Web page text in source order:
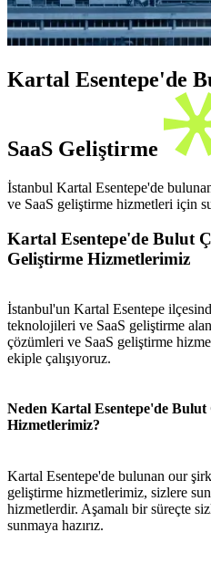
Kartal Esentepe'de
SaaS Geliştirme
İstanbul Kartal Esentepe'de
ve SaaS geliştirme hizmetleri için
Kartal Esentepe'de Bulut
Geliştirme Hizmetlerimiz
İstanbul'un Kartal Esentepe
teknolojileri ve SaaS geliştirme
çözümleri ve SaaS geliştirme
ekiple çalışıyoruz.
Neden Kartal Esentepe'de
Hizmetlerimiz?
Kartal Esentepe'de bulunan our
geliştirme hizmetlerimiz, sizlere
hizmetlerdir. Aşamalı bir süreçte
sunmaya hazırız.